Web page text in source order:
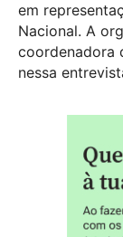
em
Nacional. A
coordenadora
nessa